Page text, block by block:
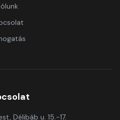
Délibáb u. 15.-17.